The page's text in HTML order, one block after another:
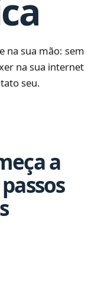
na sua mão: sem
na sua internet
seu.
a